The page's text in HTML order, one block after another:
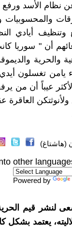
نظام الأسد
والمحسوبيات
وتنظيف أيادي
والحرية
يامن تغسلون
عيباً أن من
العاقرة
(هاشتاغ)
other
Powered by
قيم الحرية،
يعتمد